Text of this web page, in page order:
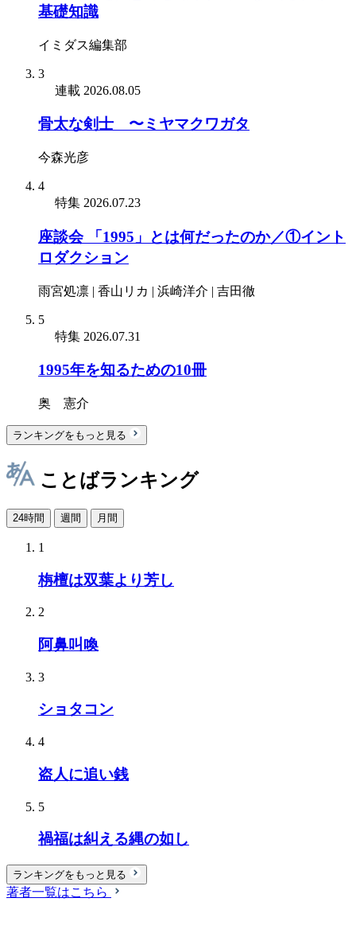
基礎知識
イミダス編集部
3
連載 2026.08.05
骨太な剣士 〜ミヤマクワガタ
今森光彦
4
特集 2026.07.23
座談会 「1995」とは何だったのか／①イント
ロダクション
雨宮処凛 | 香山リカ | 浜崎洋介 | 吉田徹
5
特集 2026.07.31
1995年を知るための10冊
奥 憲介
ランキングをもっと見る
ことばランキング
24時間 週間 月間
1
栴檀は双葉より芳し
2
阿鼻叫喚
3
ショタコン
4
盗人に追い銭
5
禍福は糾える縄の如し
ランキングをもっと見る
著者一覧はこちら